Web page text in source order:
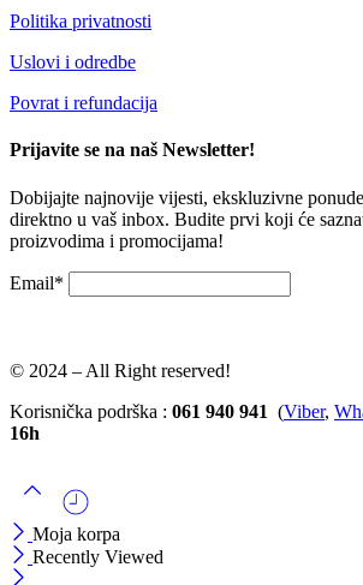
Politika privatnosti
Uslovi i odredbe
Povrat i refundacija
Prijavite se na naš Newsletter!
Dobijajte najnovije vijesti, ekskluzivne
direktno u vaš inbox. Budite prvi koji će
proizvodima i promocijama!
Email*
© 2024 – All Right reserved!
Korisnička podrška : 061 940 941 (Viber,
16h
Moja korpa
Recently Viewed